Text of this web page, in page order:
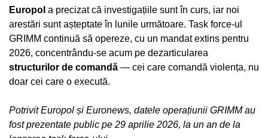
Europol a precizat că investigațiile sunt în curs, iar noi
arestări sunt așteptate în lunile următoare. Task force-ul
GRIMM continuă să opereze, cu un mandat extins pentru
2026, concentrându-se acum pe dezarticularea
structurilor de comandă — cei care comandă violența, nu
doar cei care o execută.
Potrivit Europol și Euronews, datele operațiunii GRIMM au
fost prezentate public pe 29 aprilie 2026, la un an de la